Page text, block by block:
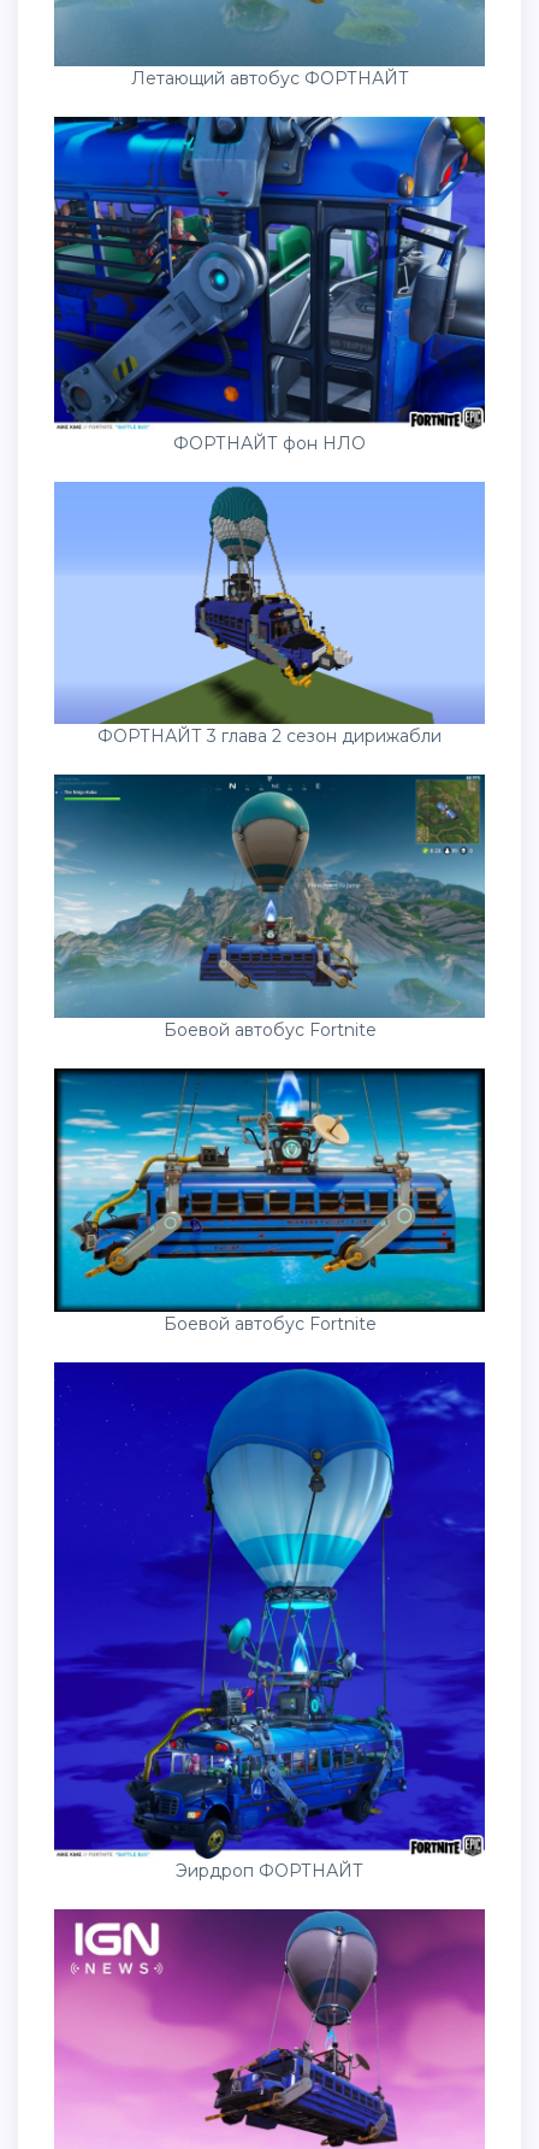
Летающий автобус ФОРТНАЙТ
ФОРТНАЙТ фон НЛО
ФОРТНАЙТ 3 глава 2 сезон дирижабли
Боевой автобус Fortnite
Боевой автобус Fortnite
Эирдроп ФОРТНАЙТ